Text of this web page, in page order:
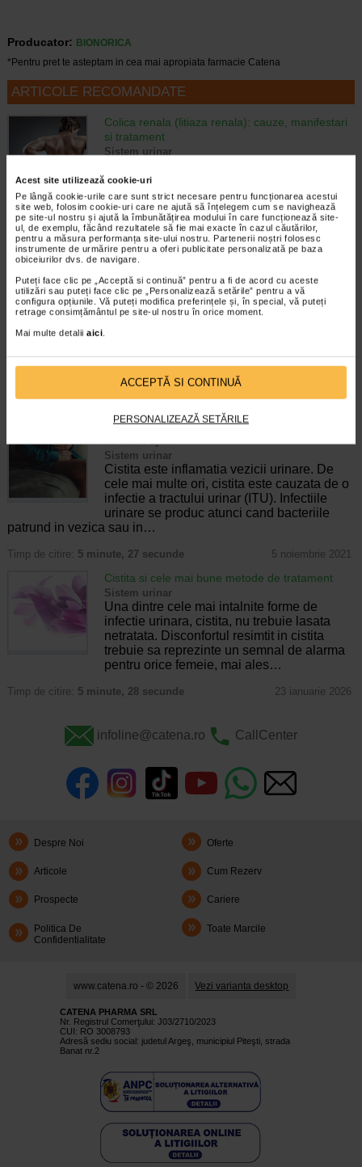
Acest site utilizează cookie-uri
Pe lângă cookie-urile care sunt strict necesare pentru funcționarea acestui
site web, folosim cookie-uri care ne ajută să înțelegem cum se navighează
pe site-ul nostru și ajută la îmbunătățirea modului în care funcționează site-
ul, de exemplu, făcând rezultatele să fie mai exacte în cazul căutărilor,
pentru a măsura performanța site-ului nostru. Partenerii noștri folosesc
instrumente de urmărire pentru a oferi publicitate personalizată pe baza
obiceiurilor dvs. de navigare.
Puteți face clic pe „Acceptă si continuă” pentru a fi de acord cu aceste
utilizări sau puteți face clic pe „Personalizează setările” pentru a vă
configura opțiunile. Vă puteți modifica preferințele și, în special, vă puteți
retrage consimțământul pe site-ul nostru în orice moment.
Mai multe detalii aici.
ACCEPTĂ SI CONTINUĂ
PERSONALIZEAZĂ SETĂRILE
Producator:
BIONORICA
*Pentru pret te asteptam in cea mai apropiata farmacie Catena
ARTICOLE RECOMANDATE
Colica renala (litiaza renala): cauze, manifestari
si tratament
Sistem urinar
recunoastem colica renala, cu simptomele
sale specifice, dar si care sunt factorii de
risc, cauzele si tratamentul indicat in colica
renala si a celei mai frecvente…
Timp de citire:5 minute, 51 secunde 15 noiembrie 2022
Infectie urinara la copii: semne, cauze,
diagnostic si tratament
Ingrijire
Indiferent de sezon, cei mici se pot
confrunta cu tot felul de virusi sau bacterii,
sistemul lor imunitar abia se formeaza. Si
printre cele mai frecvente afectiuni…
Timp de citire:6 minute, 21 secunde 15 noiembrie 2022
Cistita si anexita: descoperiti lista plantelor care
Sistem urinar
Cistita este inflamatia vezicii urinare. De
cele mai multe ori, cistita este cauzata de o
infectie a tractului urinar (ITU). Infectiile
urinare se produc atunci cand bacteriile
patrund in vezica sau in…
Timp de citire: 5 minute, 27 secunde 5 noiembrie 2021
Cistita si cele mai bune metode de tratament
Sistem urinar
Una dintre cele mai intalnite forme de
infectie urinara, cistita, nu trebuie lasata
netratata. Disconfortul resimtit in cistita
trebuie sa reprezinte un semnal de alarma
pentru orice femeie, mai ales…
Timp de citire: 5 minute, 28 secunde 23 ianuarie 2026
infoline@catena.ro CallCenter
Despre Noi Oferte
Articole Cum Rezerv
Prospecte Cariere
Politica De
Confidentialitate
Toate Marcile
www.catena.ro - © 2026 Vezi varianta desktop
CATENA PHARMA SRL
Nr. Registrul Comerţului: J03/2710/2023
CUI: RO 3008793
Adresă sediu social: judetul Argeş, municipiul Piteşti, strada
Banat nr.2